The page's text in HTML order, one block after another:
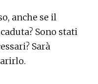
anche se il
Sono stati
Sarà